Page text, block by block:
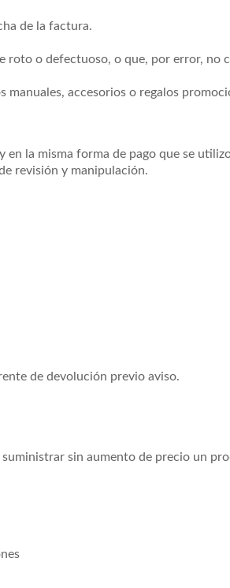
de la factura.
roto o defectuoso, o que, por error, no
accesorios o regalos
la misma forma de pago que se
revisión y manipulación.
de devolución previo aviso.
sin aumento de precio un